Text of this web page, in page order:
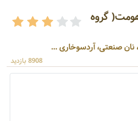
شرکت نان صنعتی هومت( گروه
8908 بازدید